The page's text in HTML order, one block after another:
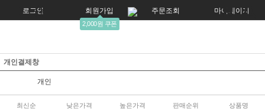
로그인 회원가입
2,000원 쿠폰
주문조회 마이페이지
개인결제창
개인
최신순 낮은가격 높은가격 판매순위 상품명